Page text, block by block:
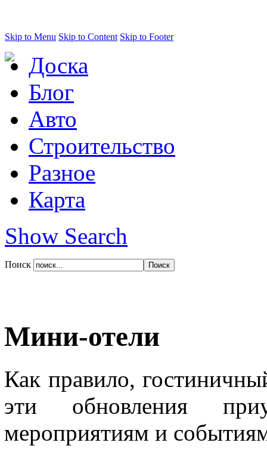
Skip to Menu Skip to Content Skip to Footer
Доска
Блог
Авто
Строительство
Разное
Карта
Show Search
Поиск
Мини-отели
Как правило,
эти обновления
мероприятиям и